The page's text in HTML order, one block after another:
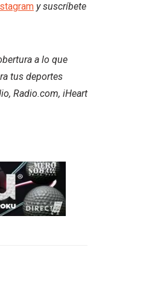
y suscríbete
a lo que
tus deportes
Radio.com, iHeart